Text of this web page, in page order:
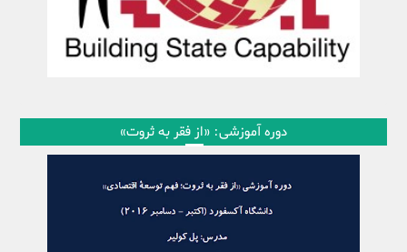
دوره آموزشی: «از فقر به ثروت»